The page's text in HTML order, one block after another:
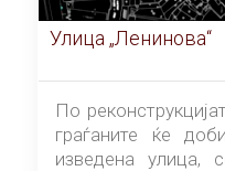
Улица „Ленинова“
По
граѓаните ќе
изведена улица,